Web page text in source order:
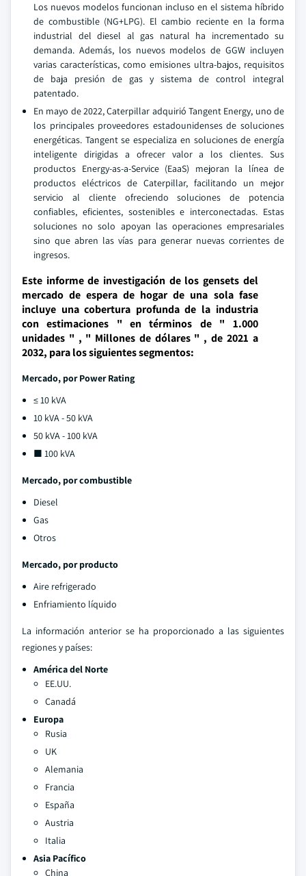
Los nuevos modelos funcionan incluso en el sistema híbrido
de combustible (NG+LPG). El cambio reciente en la forma
industrial del diesel al gas natural ha incrementado su
demanda. Además, los nuevos modelos de GGW incluyen
varias características, como emisiones ultra-bajos, requisitos
de baja presión de gas y sistema de control integral
patentado.
En mayo de 2022, Caterpillar adquirió Tangent Energy, uno de
los principales proveedores estadounidenses de soluciones
energéticas. Tangent se especializa en soluciones de energía
inteligente dirigidas a ofrecer valor a los clientes. Sus
productos Energy-as-a-Service (EaaS) mejoran la línea de
productos eléctricos de Caterpillar, facilitando un mejor
servicio al cliente ofreciendo soluciones de potencia
confiables, eficientes, sostenibles e interconectadas. Estas
soluciones no solo apoyan las operaciones empresariales
sino que abren las vías para generar nuevas corrientes de
ingresos.
Este informe de investigación de los gensets del
mercado de espera de hogar de una sola fase
incluye una cobertura profunda de la industria
con estimaciones " en términos de " 1.000
unidades " , " Millones de dólares " , de 2021 a
2032, para los siguientes segmentos:
Mercado, por Power Rating
≤ 10 kVA
10 kVA - 50 kVA
50 kVA - 100 kVA
■ 100 kVA
Mercado, por combustible
Diesel
Gas
Otros
Mercado, por producto
Aire refrigerado
Enfriamiento líquido
La información anterior se ha proporcionado a las siguientes
regiones y países:
América del Norte
EE.UU.
Canadá
Europa
Rusia
UK
Alemania
Francia
España
Austria
Italia
Asia Pacífico
China